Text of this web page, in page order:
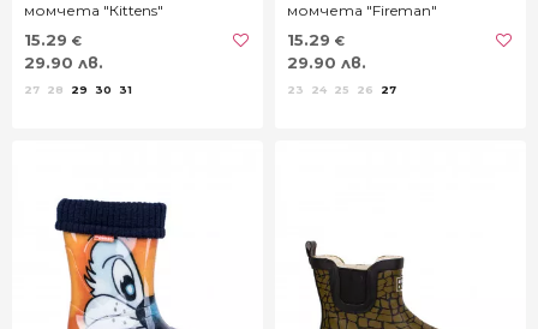
момчета "Кittens"
15.29 €
29.90 лв.
27 28 29 30 31
момчета "Fireman"
15.29 €
29.90 лв.
23 24 25 26 27